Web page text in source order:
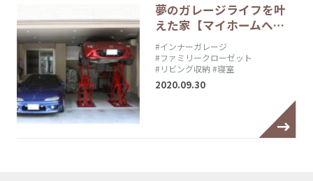
夢のガレージライフを叶
えた家【マイホームへ…
#インナーガレージ
#ファミリークローゼット
#リビング収納 #寝室
2020.09.30